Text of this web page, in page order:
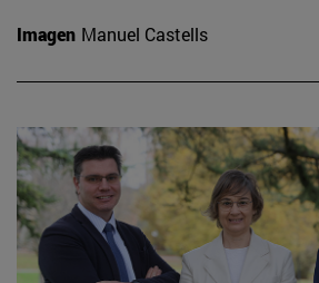
Imagen Manuel Castells